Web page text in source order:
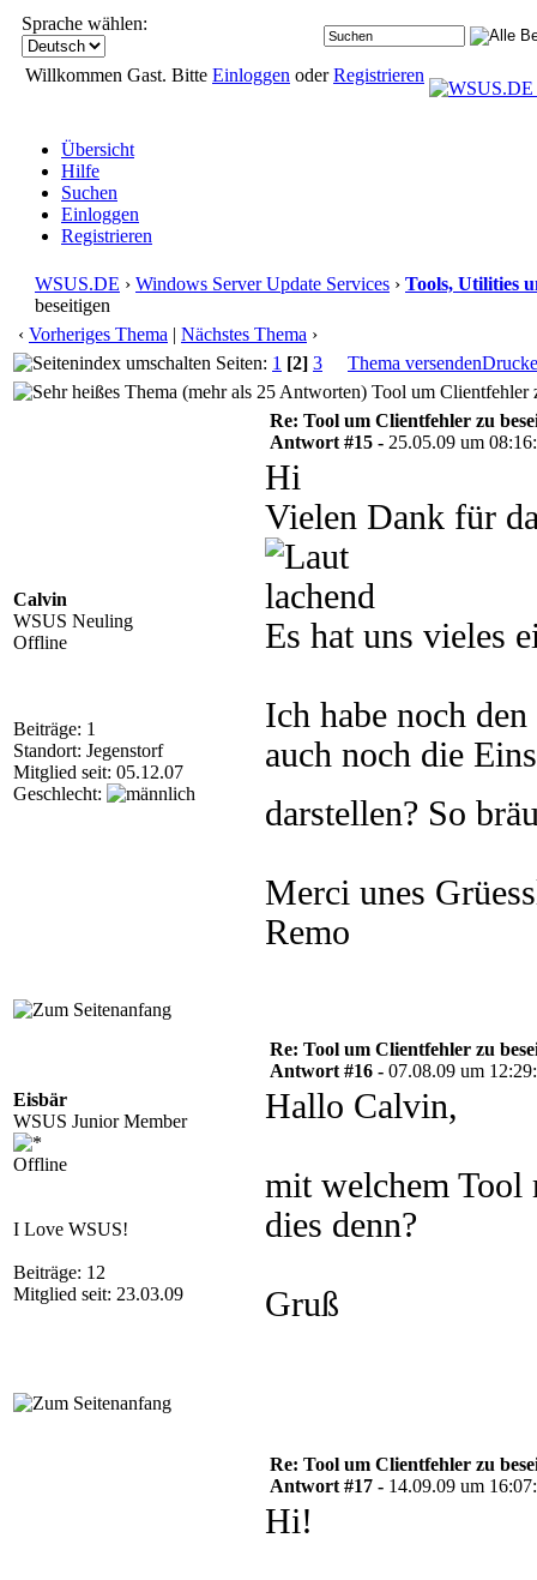
Sprache wählen:
Willkommen Gast. Bitte Einloggen oderRegistrieren
Übersicht
Hilfe
Suchen
Einloggen
Registrieren
WSUS.DE › Windows Server Update Services › Tools, Utilities
beseitigen
‹ Vorheriges Thema | Nächstes Thema ›
Seiten: 1 [2] 3 Thema versenden
Tool um Clientfehler
Calvin
WSUS Neuling
Offline
Beiträge: 1
Standort: Jegenstorf
Mitglied seit: 05.12.07
Geschlecht:
Re: Tool um Clientfehler zu
Antwort #15 - 25.05.09 um
Hi
Vielen Dank für
Es hat uns vieles
Ich habe noch
auch noch die
darstellen? So
Merci unes
Remo
Eisbär
WSUS Junior Member
Offline
I Love WSUS!
Beiträge: 12
Mitglied seit: 23.03.09
Re: Tool um Clientfehler zu
Antwort #16 - 07.08.09 um
Hallo Calvin,
mit welchem Tool
dies denn?
Gruß
Re: Tool um Clientfehler zu
Antwort #17 - 14.09.09 um
Hi!